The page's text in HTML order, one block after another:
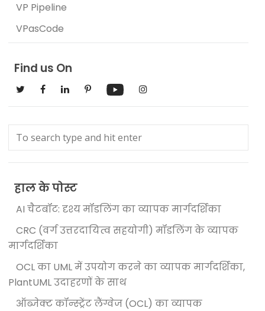
VP Pipeline
VPasCode
Find us On
हाल के पोस्ट
AI चैटबॉट: दृश्य मॉडलिंग का व्यापक मार्गदर्शिका
CRC (वर्ग उत्तरदायित्व सहयोगी) मॉडलिंग के व्यापक
मार्गदर्शिका
OCL का UML में उपयोग करने का व्यापक मार्गदर्शिका,
PlantUML उदाहरणों के साथ
ऑब्जेक्ट कॉन्स्ट्रेंट लैंग्वेज (OCL) का व्यापक